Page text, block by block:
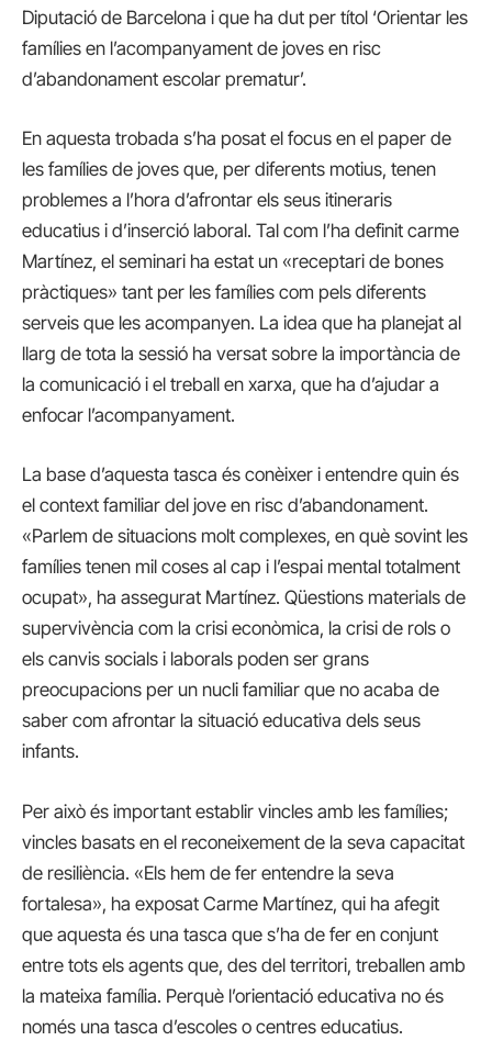
Diputació de Barcelona i que ha dut per títol ‘Orientar les
famílies en l’acompanyament de joves en risc
d’abandonament escolar prematur’.
En aquesta trobada s’ha posat el focus en el paper de
les famílies de joves que, per diferents motius, tenen
problemes a l’hora d’afrontar els seus itineraris
educatius i d’inserció laboral. Tal com l’ha definit carme
Martínez, el seminari ha estat un «receptari de bones
pràctiques» tant per les famílies com pels diferents
serveis que les acompanyen. La idea que ha planejat al
llarg de tota la sessió ha versat sobre la importància de
la comunicació i el treball en xarxa, que ha d’ajudar a
enfocar l’acompanyament.
La base d’aquesta tasca és conèixer i entendre quin és
el context familiar del jove en risc d’abandonament.
«Parlem de situacions molt complexes, en què sovint les
famílies tenen mil coses al cap i l’espai mental totalment
ocupat», ha assegurat Martínez. Qüestions materials de
supervivència com la crisi econòmica, la crisi de rols o
els canvis socials i laborals poden ser grans
preocupacions per un nucli familiar que no acaba de
saber com afrontar la situació educativa dels seus
infants.
Per això és important establir vincles amb les famílies;
vincles basats en el reconeixement de la seva capacitat
de resiliència. «Els hem de fer entendre la seva
fortalesa», ha exposat Carme Martínez, qui ha afegit
que aquesta és una tasca que s’ha de fer en conjunt
entre tots els agents que, des del territori, treballen amb
la mateixa família. Perquè l’orientació educativa no és
només una tasca d’escoles o centres educatius.